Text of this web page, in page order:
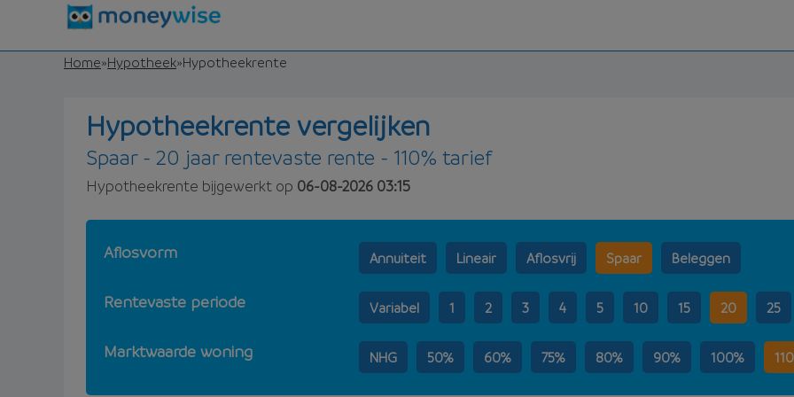
Home»Hypotheek»Hypotheekrente
Hypotheekrente vergelijken
Spaar - 20 jaar rentevaste rente - 110% tarief
Hypotheekrente bijgewerkt op 06-08-2026 03:15
Aflosvorm Annuiteit Lineair Aflosvrij Spaar Beleggen
Rentevaste periode Variabel 1 2 3 4 5 10 15 20 25
Marktwaarde woning NHG 50% 60% 75% 80% 90% 100%